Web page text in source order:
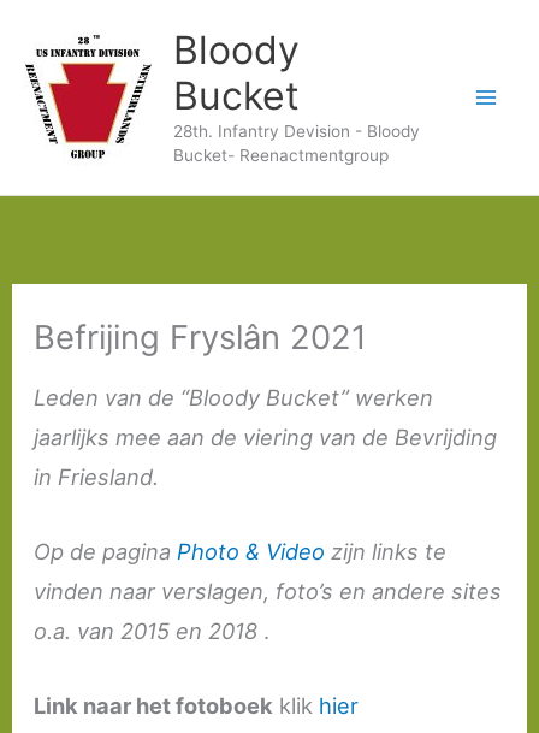
naar
inhoud
Bloody
Bucket
28th. Infantry Devision - Bloody
Bucket- Reenactmentgroup
Befrijing Fryslân 2021
Leden van de “Bloody Bucket” werken
jaarlijks mee aan de viering van de Bevrijding
in Friesland.
Op de pagina Photo & Video zijn links te
vinden naar verslagen, foto’s en andere sites
o.a. van 2015 en 2018 .
Link naar het fotoboek klik hier